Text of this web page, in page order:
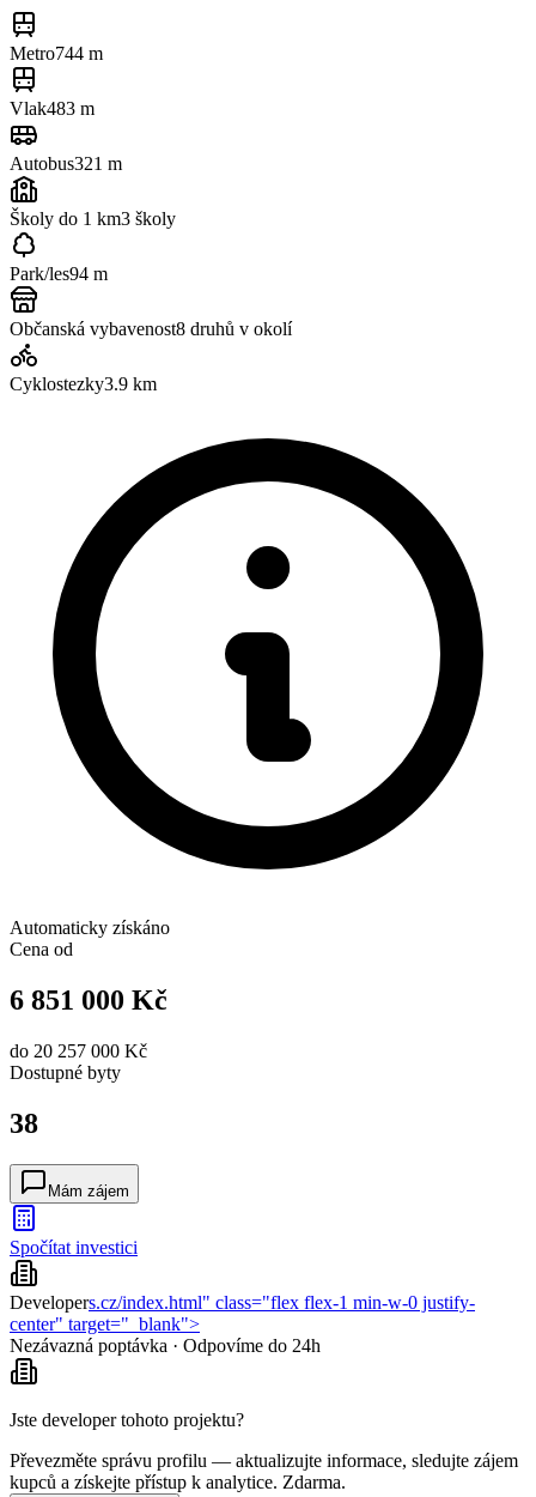
Metro744 m
Vlak483 m
Autobus321 m
Školy do 1 km3 školy
Park/les94 m
Občanská vybavenost8 druhů v okolí
Cyklostezky3.9 km
Automaticky získáno
Cena od
6 851 000 Kč
do 20 257 000 Kč
Dostupné byty
38
Mám zájem
Spočítat investici
Developers.cz/index.html" class="flex flex-1 min-w-0 justify-
center" target="_blank">
Nezávazná poptávka · Odpovíme do 24h
Jste developer tohoto projektu?
Převezměte správu profilu — aktualizujte informace, sledujte zájem
kupců a získejte přístup k analytice. Zdarma.